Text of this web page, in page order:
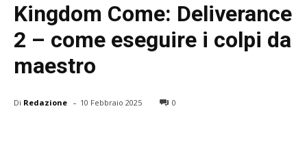
Kingdom Come: Deliverance
2 – come eseguire i colpi da
maestro
Di Redazione - 10 Febbraio 2025 0